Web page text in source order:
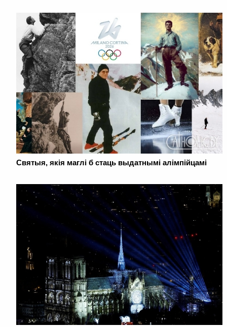
Святыя, якія маглі б стаць выдатнымі алімпійцамі